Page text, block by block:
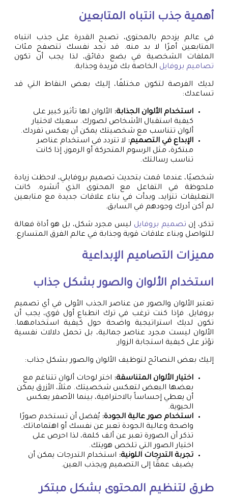
أهمية جذب انتباه المتابعين
في عالم يزدحم بالمحتوى، تصبح القدرة على جذب انتباه
المتابعين أمرًا لا بد منه. قد تجد نفسك تتصفح مئات
الملفات الشخصية في بضع دقائق، لذا يجب أن تكون
تصاميم بروفايل الخاصة بك فريدة وجذابة.
لديك الفرصة لتكون مختلفًا، إليك بعض النقاط التي قد
تساعدك:
استخدام الألوان الجذابة: الألوان لها تأثير كبير على
كيفية استقبال الأشخاص لصورك. سعيك لاختيار
ألوان تتناسب مع شخصيتك يمكن أن يعكس تفردك.
الإبداع في التصميم: لا تتردد في استخدام عناصر
مبتكرة، مثل الرسوم المتحركة أو الرموز، إذا كانت
تناسب رسالتك.
شخصيًا، عندما قمت بتحديث تصميم بروفايلي، لاحظت زيادة
ملحوظة في التفاعل مع المحتوى الذي أنشره. كانت
التعليقات تتزايد، وبدأت في بناء علاقات جديدة مع متابعين
لم أكن أدرك وجودهم في السابق.
تذكر، إن تصميم بروفايل ليس مجرد شكل، بل هو أداة فعالة
للتواصل وبناء علاقات قوية وجذابة في عالم الفرق المتسارع.
مميزات التصاميم الإبداعية
استخدام الألوان والصور بشكل جذاب
تعتبر الألوان والصور من عناصر الجذب الأولى في أي تصميم
بروفايل. فإذا كنت ترغب في ترك انطباع أول قوي، يجب أن
تكون لديك استراتيجية واضحة حول كيفية استخدامهما.
الألوان ليست مجرد عناصر جمالية، بل تحمل دلالات نفسية
تؤثر على كيفية استجابة الزوار.
إليك بعض النصائح لتوظيف الألوان والصور بشكل جذاب:
اختيار الألوان المتناسقة: اختر لوحات ألوان تتناغم مع
بعضها البعض لتعكس شخصيتك. مثلاً، الأزرق يمكن
أن يعطي إحساساً بالاحترافية، بينما الأصفر يعكس
الحيوية.
استخدام صور عالية الجودة: يُفضل أن تستخدم صورًا
واضحة وعالية الجودة تعبر عن نفسك أو اهتماماتك.
تذكر أن الصورة تعبر عن ألف كلمة، لذا احرص على
اختيار الصور التي تلخص هويتك.
تجربة التدرجات اللونية: استخدام التدرجات يمكن أن
يضيف عمقًا إلى التصميم ويجذب العين.
طرق لتنظيم المحتوى بشكل مبتكر